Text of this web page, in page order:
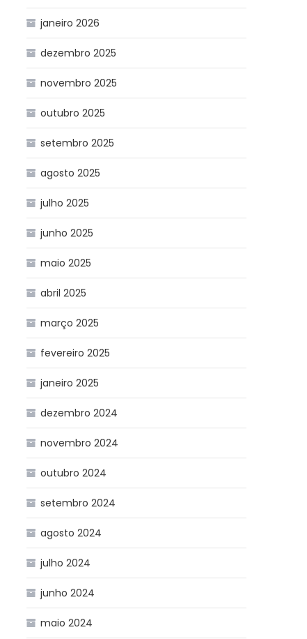
janeiro 2026
dezembro 2025
novembro 2025
outubro 2025
setembro 2025
agosto 2025
julho 2025
junho 2025
maio 2025
abril 2025
março 2025
fevereiro 2025
janeiro 2025
dezembro 2024
novembro 2024
outubro 2024
setembro 2024
agosto 2024
julho 2024
junho 2024
maio 2024